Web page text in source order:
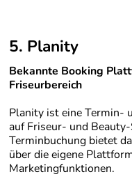
5. Planity
Bekannte Booking
Friseurbereich
Planity ist eine Termin-
auf Friseur- und
Terminbuchung bietet
über die eigene
Marketingfunktionen.